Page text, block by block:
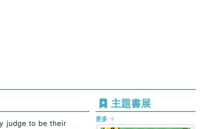
judge to be their
主題書展
更多